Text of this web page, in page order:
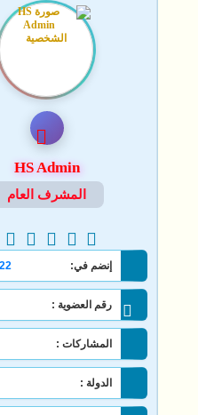
HS Admin
المشرف العام
إنضم في:
رقم العضوية :
المشاركات :
الدولة :